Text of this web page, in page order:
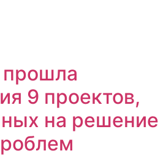
9 проектов,
на решение